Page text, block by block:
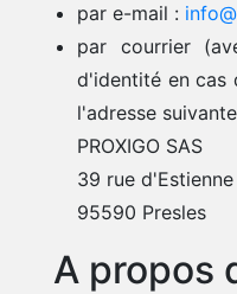
par e-mail :
par courrier
d'identité en cas
l'adresse
PROXIGO SAS
39 rue
95590 Presles
A propos